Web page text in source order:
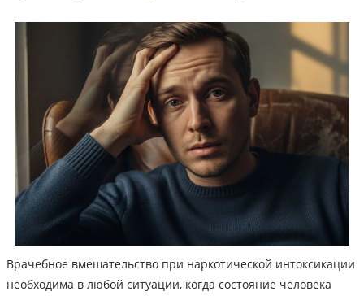
Врачебное вмешательство при наркотической интоксикации
необходима в любой ситуации, когда состояние человека